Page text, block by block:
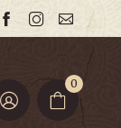
0